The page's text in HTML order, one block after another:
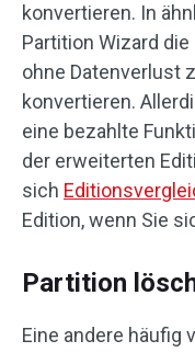
konvertieren. In
Partition Wizard die
ohne Datenverlust
konvertieren.
eine bezahlte
der erweiterten
sich
Edition, wenn Sie
Partition
Eine andere häufig